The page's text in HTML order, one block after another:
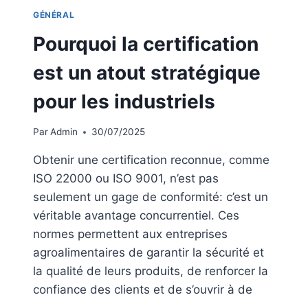
GÉNÉRAL
Pourquoi la certification
est un atout stratégique
pour les industriels
ParAdmin 30/07/2025
Obtenir une certification reconnue, comme
ISO 22000 ou ISO 9001, n’est pas
seulement un gage de conformité: c’est un
véritable avantage concurrentiel. Ces
normes permettent aux entreprises
agroalimentaires de garantir la sécurité et
la qualité de leurs produits, de renforcer la
confiance des clients et de s’ouvrir à de